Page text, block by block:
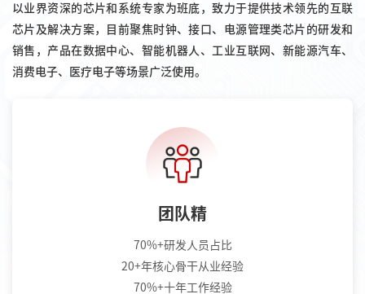
以业界资深的芯片和系统专家为班底，致力于提供技术领先的互联
芯片及解决方案，目前聚焦时钟、接口、电源管理类芯片的研发和
销售，产品在数据中心、智能机器人、工业互联网、新能源汽车、
消费电子、医疗电子等场景广泛使用。
团队精
70%+研发人员占比
20+年核心骨干从业经验
70%+十年工作经验